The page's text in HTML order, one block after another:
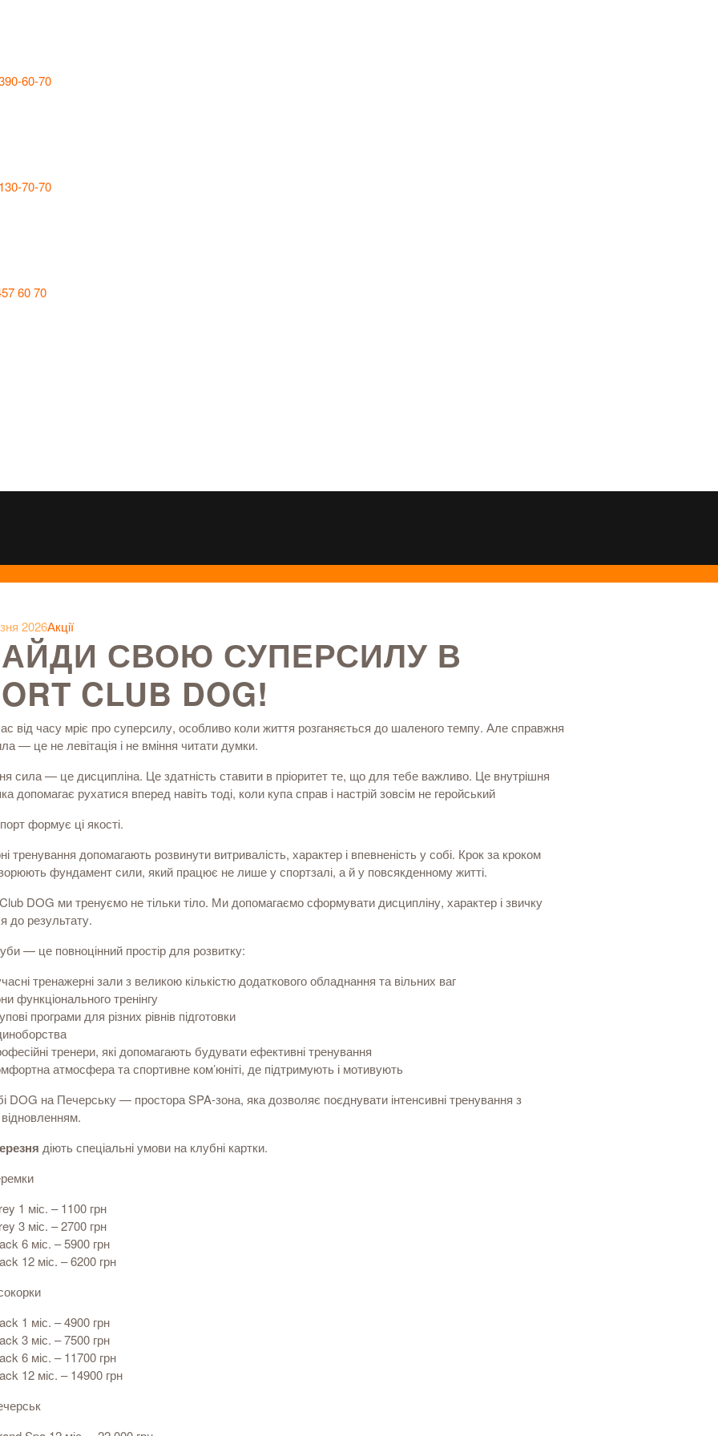
60-70
70-70
60 70
2026Акції
СВОЮ СУПЕРСИЛУ В
CLUB DOG!
від часу мріє про суперсилу, особливо коли життя розганяється до шаленого темпу. Але справжня
— це не левітація і не вміння читати думки.
сила — це дисципліна. Це здатність ставити в пріоритет те, що для тебе важливо. Це внутрішня
допомагає рухатися вперед навіть тоді, коли купа справ і настрій зовсім не геройський
формує ці якості.
тренування допомагають розвинути витривалість, характер і впевненість у собі. Крок за кроком
фундамент сили, який працює не лише у спортзалі, а й у повсякденному житті.
DOG ми тренуємо не тільки тіло. Ми допомагаємо сформувати дисципліну, характер і звичку
до результату.
— це повноцінний простір для розвитку:
тренажерні зали з великою кількістю додаткового обладнання та вільних ваг
функціонального тренінгу
програми для різних рівнів підготовки
тренери, які допомагають будувати ефективні тренування
атмосфера та спортивне ком’юніті, де підтримують і мотивують
DOG на Печерську — простора SPA-зона, яка дозволяє поєднувати інтенсивні тренування з
діють спеціальні умови на клубні картки.
1 міс. – 1100 грн
3 міс. – 2700 грн
6 міс. – 5900 грн
12 міс. – 6200 грн
1 міс. – 4900 грн
3 міс. – 7500 грн
6 міс. – 11700 грн
12 міс. – 14900 грн